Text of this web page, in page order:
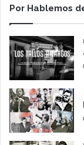
Por Hablemos